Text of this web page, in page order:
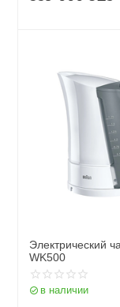
Электрический
WK500
в наличии